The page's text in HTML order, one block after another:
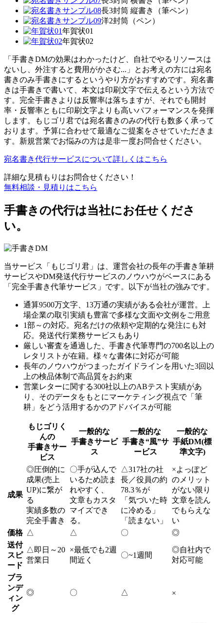
長3封筒 縦書き（筆ペン）
洋2封筒（ペン）
年賀状01
年賀状02
「手書きDMの効果はわかったけど、自社でやるリソースは
ないし、外注すると費用がかさむ...」とお考えの方には宛名
書きのみ手書きにするというやり方がおすすめです。宛名書
きは手書きで書いて、本文は印刷文字で伝えるという方法で
す。完全手書きよりは反響率は落ちますが、それでも開封
率・反響率ともに印刷文字よりも高いパフォーマンスを発揮
します。もじゴリ君では宛名書きのみの代行も数多く承って
おります。予算に合わせて最適なご提案をさせていただきま
す。新規営業でお悩みの方は是非一度お問合せください。
宛名書き代行サービスについて詳しくはこちら
詳細な見積もりはお問合せください！
無料相談・見積りはこちら
手書きの代行は当社にお任せくださ
い。
当サービス「もじゴリ君」は、運営会社の長年の手書き筆耕
サービスやDM発送代行サービスのノウハウがベースにある
「完全手書き代筆サービス」です。以下が当社の強みです。
通算9500万文字、13万通の実績がある会社が運営。上
場企業の取引実績も豊富で多様な文面や文例をご用意
1部～の対応。宛名だけの依頼や定期的な発注にも対
応。発送代行業務サービスもあり
厳しい審査を通過した、手書き代筆専門の700名以上の
レタリストが在籍。様々な書体に対応が可能
長年のノウハウがつまったガイドラインを用いた3回以
上の検品体制で高品質をお約束
営業レターに関する300社以上のABテスト実績があ
り、そのデータをもとにマーケティング視点で「筆
耕」をどう活用するかのアドバイスが可能
もじゴリく
んの
手書きサー
ビス
一般的な
手書きサービ
ス
一般的な
手書き“風”サ
ービス
一般的な
手紙DM(標
準文字)
成果
◎圧倒的に
成果(売上
UP)に繋が
る
実績多数の
完全手書き
〇手が込んで
いるため読ま
れやすく、
文章もカスタ
マイズでき
る。
△317社の社
長／役員の約
78.3％が
「気づいた時
に冷める」
「読まない」
×よっぽど
のメリット
がない限り
文章を読ん
でもらえな
い
価格 △ △ 〇
◎
送付
スピ
ード
△ 即日～20
営業日
×最低でも2週
間近く
〇~1週間
◎自社内で
対応可能
ブラ
ンデ
ィン
グ
◎ 〇 △ ×